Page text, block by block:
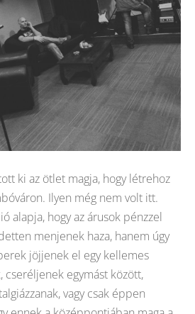
ki az ötlet magja, hogy létrehoz
Ilyen még nem volt itt.
alapja, hogy az árusok pénzzel
menjenek haza, hanem úgy
jöjjenek el egy kellemes
cseréljenek egymást között,
vagy csak éppen